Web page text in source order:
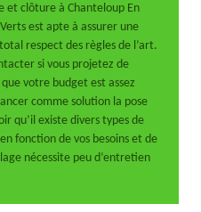
et clôture à Chanteloup En
est apte à assurer une
respect des règles de l’art.
si vous projetez de
votre budget est assez
comme solution la pose
qu’il existe divers types de
fonction de vos besoins et de
nécessite peu d’entretien